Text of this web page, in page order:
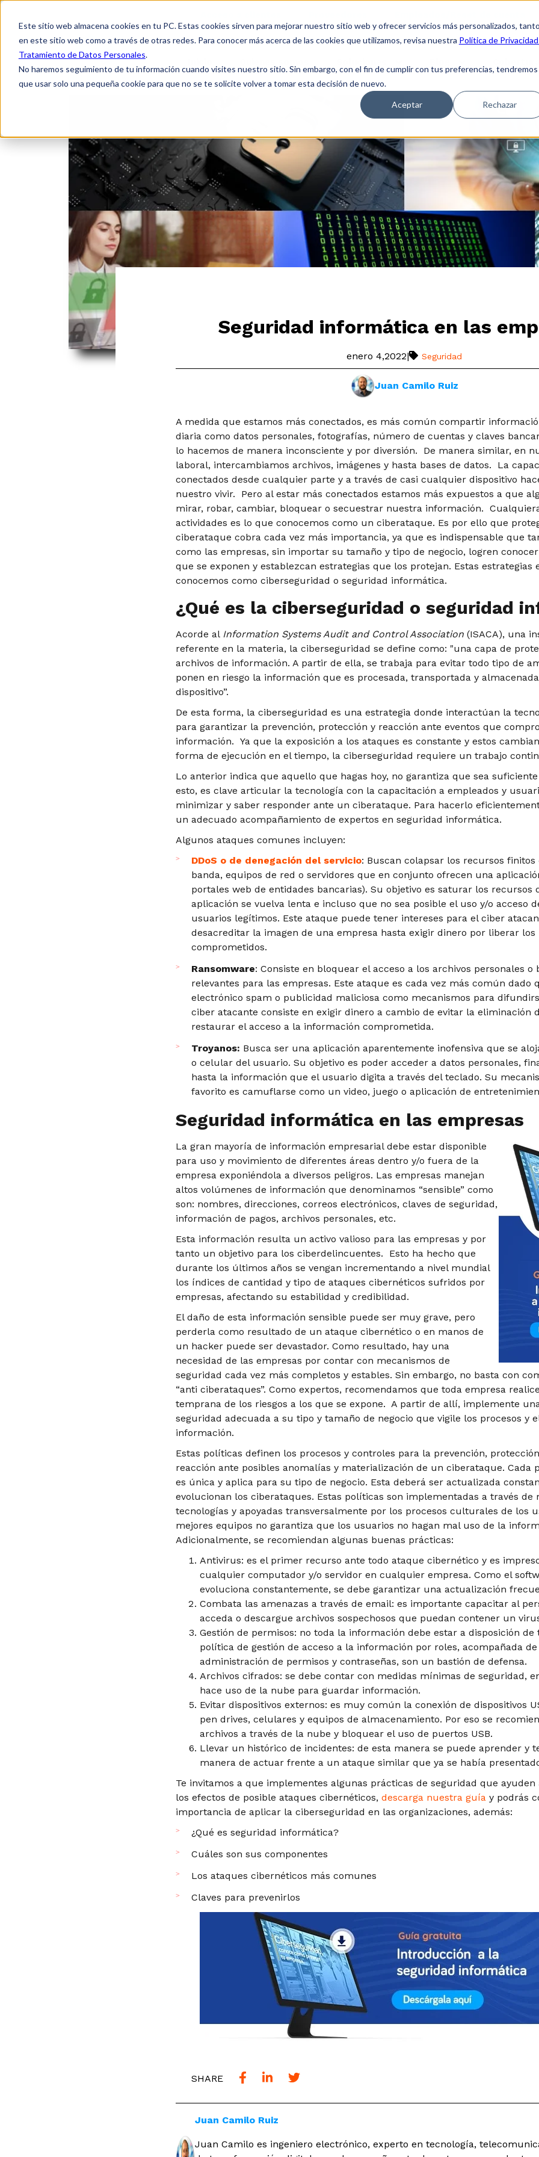
Este sitio web almacena cookies en tu PC. Estas cookies sirven para mejorar nuestro sitio web y ofrecer servicios más personalizados,
en este sitio web como a través de otras redes. Para conocer más acerca de las cookies que utilizamos, revisa nuestra Política de
Tratamiento de Datos Personales.
No haremos seguimiento de tu información cuando visites nuestro sitio. Sin embargo, con el fin de cumplir con tus preferencias, tendremos
que usar solo una pequeña cookie para que no se te solicite volver a tomar esta decisión de nuevo.
Aceptar Rechazar
Seguridad informática en las
enero 4,2022| Seguridad
Juan Camilo Ruiz
A medida que estamos más conectados, es más común compartir
diaria como datos personales, fotografías, número de cuentas y claves
lo hacemos de manera inconsciente y por diversión. De manera similar, en
laboral, intercambiamos archivos, imágenes y hasta bases de datos. La
conectados desde cualquier parte y a través de casi cualquier dispositivo
nuestro vivir. Pero al estar más conectados estamos más expuestos a que
mirar, robar, cambiar, bloquear o secuestrar nuestra información.
actividades es lo que conocemos como un ciberataque. Es por ello que
ciberataque cobra cada vez más importancia, ya que es indispensable que
como las empresas, sin importar su tamaño y tipo de negocio, logren
que se exponen y establezcan estrategias que los protejan. Estas estrategias
conocemos como ciberseguridad o seguridad informática.
¿Qué es la ciberseguridad o seguridad
Acorde al Information Systems Audit and Control Association (ISACA), una
referente en la materia, la ciberseguridad se define como: "una capa de
archivos de información. A partir de ella, se trabaja para evitar todo tipo de
ponen en riesgo la información que es procesada, transportada y
dispositivo”.
De esta forma, la ciberseguridad es una estrategia donde interactúan la
para garantizar la prevención, protección y reacción ante eventos que
información. Ya que la exposición a los ataques es constante y estos
forma de ejecución en el tiempo, la ciberseguridad requiere un trabajo
Lo anterior indica que aquello que hagas hoy, no garantiza que sea
esto, es clave articular la tecnología con la capacitación a empleados y
minimizar y saber responder ante un ciberataque. Para hacerlo
un adecuado acompañamiento de expertos en seguridad informática.
Algunos ataques comunes incluyen:
DDoS o de denegación del servicio: Buscan colapsar los recursos finitos
banda, equipos de red o servidores que en conjunto ofrecen una
portales web de entidades bancarias). Su objetivo es saturar los recursos
aplicación se vuelva lenta e incluso que no sea posible el uso y/o acceso
usuarios legítimos. Este ataque puede tener intereses para el ciber
desacreditar la imagen de una empresa hasta exigir dinero por liberar los
comprometidos.
Ransomware: Consiste en bloquear el acceso a los archivos personales o
relevantes para las empresas. Este ataque es cada vez más común dado
electrónico spam o publicidad maliciosa como mecanismos para
ciber atacante consiste en exigir dinero a cambio de evitar la eliminación
restaurar el acceso a la información comprometida.
Troyanos: Busca ser una aplicación aparentemente inofensiva que se
o celular del usuario. Su objetivo es poder acceder a datos personales,
hasta la información que el usuario digita a través del teclado. Su
favorito es camuflarse como un video, juego o aplicación de
Seguridad informática en las empresas
La gran mayoría de información empresarial debe estar disponible
para uso y movimiento de diferentes áreas dentro y/o fuera de la
empresa exponiéndola a diversos peligros. Las empresas manejan
altos volúmenes de información que denominamos “sensible” como
son: nombres, direcciones, correos electrónicos, claves de seguridad,
información de pagos, archivos personales, etc.
Esta información resulta un activo valioso para las empresas y por
tanto un objetivo para los ciberdelincuentes. Esto ha hecho que
durante los últimos años se vengan incrementando a nivel mundial
los índices de cantidad y tipo de ataques cibernéticos sufridos por
empresas, afectando su estabilidad y credibilidad.
El daño de esta información sensible puede ser muy grave, pero
perderla como resultado de un ataque cibernético o en manos de
un hacker puede ser devastador. Como resultado, hay una
necesidad de las empresas por contar con mecanismos de
seguridad cada vez más completos y estables. Sin embargo, no basta con
“anti ciberataques”. Como expertos, recomendamos que toda empresa
temprana de los riesgos a los que se expone. A partir de allí, implemente
seguridad adecuada a su tipo y tamaño de negocio que vigile los procesos y
información.
Estas políticas definen los procesos y controles para la prevención,
reacción ante posibles anomalías y materialización de un ciberataque. Cada
es única y aplica para su tipo de negocio. Esta deberá ser actualizada
evolucionan los ciberataques. Estas políticas son implementadas a través de
tecnologías y apoyadas transversalmente por los procesos culturales de los
mejores equipos no garantiza que los usuarios no hagan mal uso de la
Adicionalmente, se recomiendan algunas buenas prácticas:
Antivirus: es el primer recurso ante todo ataque cibernético y es
cualquier computador y/o servidor en cualquier empresa. Como el
evoluciona constantemente, se debe garantizar una actualización
Combata las amenazas a través de email: es importante capacitar al
acceda o descargue archivos sospechosos que puedan contener un
Gestión de permisos: no toda la información debe estar a disposición de
política de gestión de acceso a la información por roles, acompañada
administración de permisos y contraseñas, son un bastión de defensa.
Archivos cifrados: se debe contar con medidas mínimas de seguridad,
hace uso de la nube para guardar información.
Evitar dispositivos externos: es muy común la conexión de dispositivos
pen drives, celulares y equipos de almacenamiento. Por eso se
archivos a través de la nube y bloquear el uso de puertos USB.
Llevar un histórico de incidentes: de esta manera se puede aprender y
manera de actuar frente a un ataque similar que ya se había
Te invitamos a que implementes algunas prácticas de seguridad que
los efectos de posible ataques cibernéticos, descarga nuestra guía y podrás
importancia de aplicar la ciberseguridad en las organizaciones, además:
¿Qué es seguridad informática?
Cuáles son sus componentes
Los ataques cibernéticos más comunes
Claves para prevenirlos
SHARE
Juan Camilo Ruiz
Juan Camilo es ingeniero electrónico, experto en tecnología,